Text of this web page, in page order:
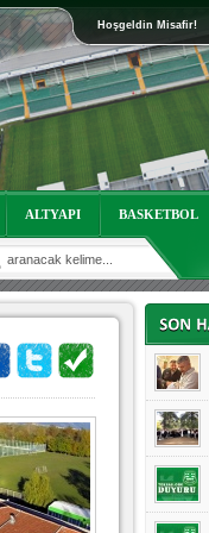
Hoşgeldin Misafir!
ALTYAPI BASKETBOL